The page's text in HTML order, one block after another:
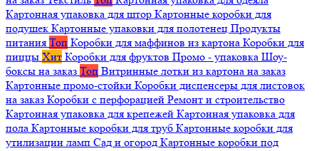
Картонная упаковка для штор Картонные коробки для
подушек Картонные упаковки для полотенец Продукты
питания Топ Коробки для маффинов из картона Коробки для
пиццы Хит Коробки для фруктов Промо - упаковка Шоу-
боксы на заказ Топ Витринные лотки из картона на заказ
Картонные промо-стойки Коробки диспенсеры для листовок
на заказ Коробки с перфорацией Ремонт и строительство
Картонная упаковка для крепежей Картонная упаковка для
пола Картонные коробки для труб Картонные коробки для
утилизации ламп Сад и огород Картонные коробки под